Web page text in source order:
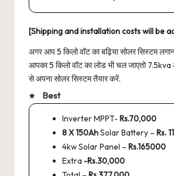
[Shipping and installation costs will be
अगर आप 5 किलो वॉट का बढ़िया सोलर सिस्टम
आपका 5 किलो वॉट का लोड भी चल जाएतो
से अपना सोलर सिस्टम तैयार करें.
Best
Inverter MPPT- Rs.70,000
8 X 150AhSolar Battery – Rs.
4kw Solar Panel – Rs.165000
Extra -Rs.30,000